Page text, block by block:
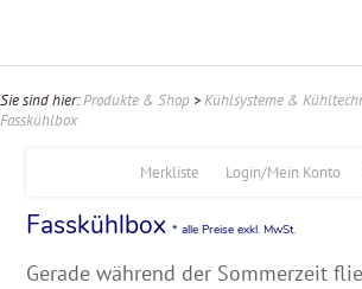
Sie sind hier:Produkte & Shop >Kühlsysteme &
Fasskühlbox
Login/Mein Konto
Merkliste
Fasskühlbox * alle Preise exkl. MwSt.
Gerade während der Sommerzeit